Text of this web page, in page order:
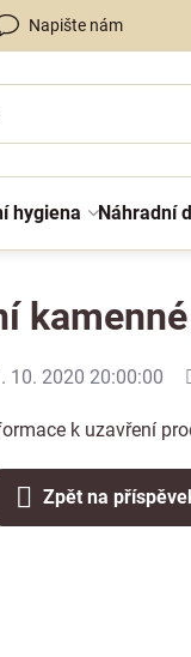
Napište nám
hygiena Náhradní
10. 2020 20:00:00
k uzavření
Zpět na